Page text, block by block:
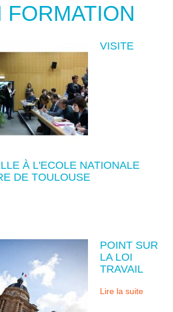
FORMATION
VISITE
À L'ECOLE NATIONALE
DE TOULOUSE
POINT SUR
LA LOI
TRAVAIL
Lire la suite